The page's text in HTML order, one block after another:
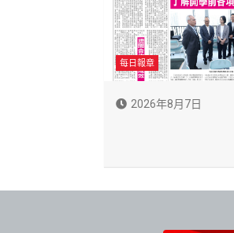
每日報章
2026年8月7日